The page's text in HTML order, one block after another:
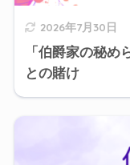
2026年7月30日
「伯爵家の秘め
との賭け